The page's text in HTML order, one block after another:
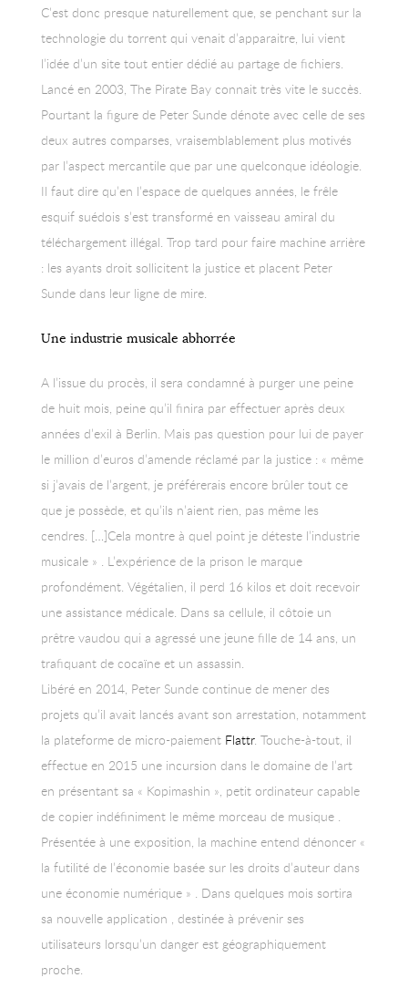
C’est donc presque naturellement que, se penchant sur la
technologie du torrent qui venait d’apparaitre, lui vient
l’idée d’un site tout entier dédié au partage de fichiers.
Lancé en 2003, The Pirate Bay connait très vite le succès.
Pourtant la figure de Peter Sunde dénote avec celle de ses
deux autres comparses, vraisemblablement plus motivés
par l’aspect mercantile que par une quelconque idéologie.
Il faut dire qu’en l’espace de quelques années, le frêle
esquif suédois s’est transformé en vaisseau amiral du
téléchargement illégal. Trop tard pour faire machine arrière
: les ayants droit sollicitent la justice et placent Peter
Sunde dans leur ligne de mire.
Une industrie musicale abhorrée
A l’issue du procès, il sera condamné à purger une peine
de huit mois, peine qu’il finira par effectuer après deux
années d’exil à Berlin. Mais pas question pour lui de payer
le million d’euros d’amende réclamé par la justice : « même
si j’avais de l’argent, je préférerais encore brûler tout ce
que je possède, et qu’ils n’aient rien, pas même les
cendres. […]Cela montre à quel point je déteste l’industrie
musicale » . L’expérience de la prison le marque
profondément. Végétalien, il perd 16 kilos et doit recevoir
une assistance médicale. Dans sa cellule, il côtoie un
prêtre vaudou qui a agressé une jeune fille de 14 ans, un
trafiquant de cocaïne et un assassin.
Libéré en 2014, Peter Sunde continue de mener des
projets qu’il avait lancés avant son arrestation, notamment
la plateforme de micro-paiement Flattr. Touche-à-tout, il
effectue en 2015 une incursion dans le domaine de l’art
en présentant sa « Kopimashin », petit ordinateur capable
de copier indéfiniment le même morceau de musique .
Présentée à une exposition, la machine entend dénoncer «
la futilité de l’économie basée sur les droits d’auteur dans
une économie numérique » . Dans quelques mois sortira
sa nouvelle application , destinée à prévenir ses
utilisateurs lorsqu’un danger est géographiquement
proche.